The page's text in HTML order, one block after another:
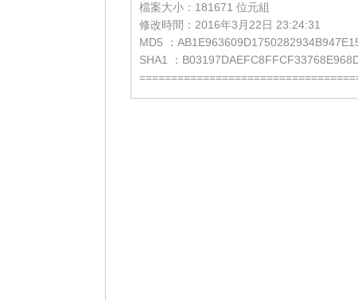
檔案大小：181671 位元組
修改時間：2016年3月22日 23:24:31
MD5 ：
SHA1 ：